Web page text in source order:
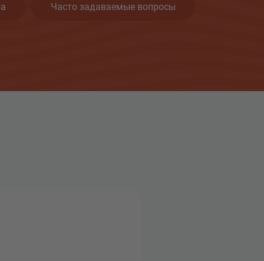
Часто задаваемые вопросы